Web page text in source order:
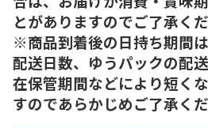
とがありますのでご了承くだ
※商品到着後の日持ち期間
配送日数、ゆうパックの配
在保管期間などにより短く
すのであらかじめご了承くだ